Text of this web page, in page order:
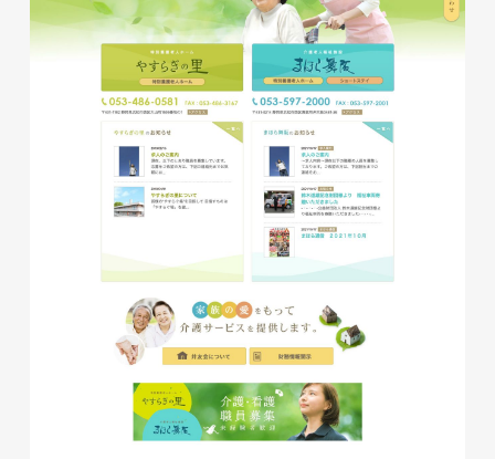
磐田商工会議所様 磐田市商店
#公共・行政・団体
#チラシ